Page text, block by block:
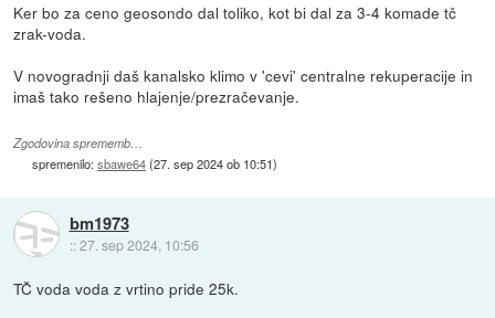
Ker bo za ceno geosondo dal toliko, kot bi dal za 3-4 komade tč
zrak-voda.
V novogradnji daš kanalsko klimo v 'cevi' centralne rekuperacije in
imaš tako rešeno hlajenje/prezračevanje.
Zgodovina sprememb…
spremenilo:sbawe64(27. sep 2024 ob 10:51)
bm1973
::27. sep 2024, 10:56
TČ voda voda z vrtino pride 25k.